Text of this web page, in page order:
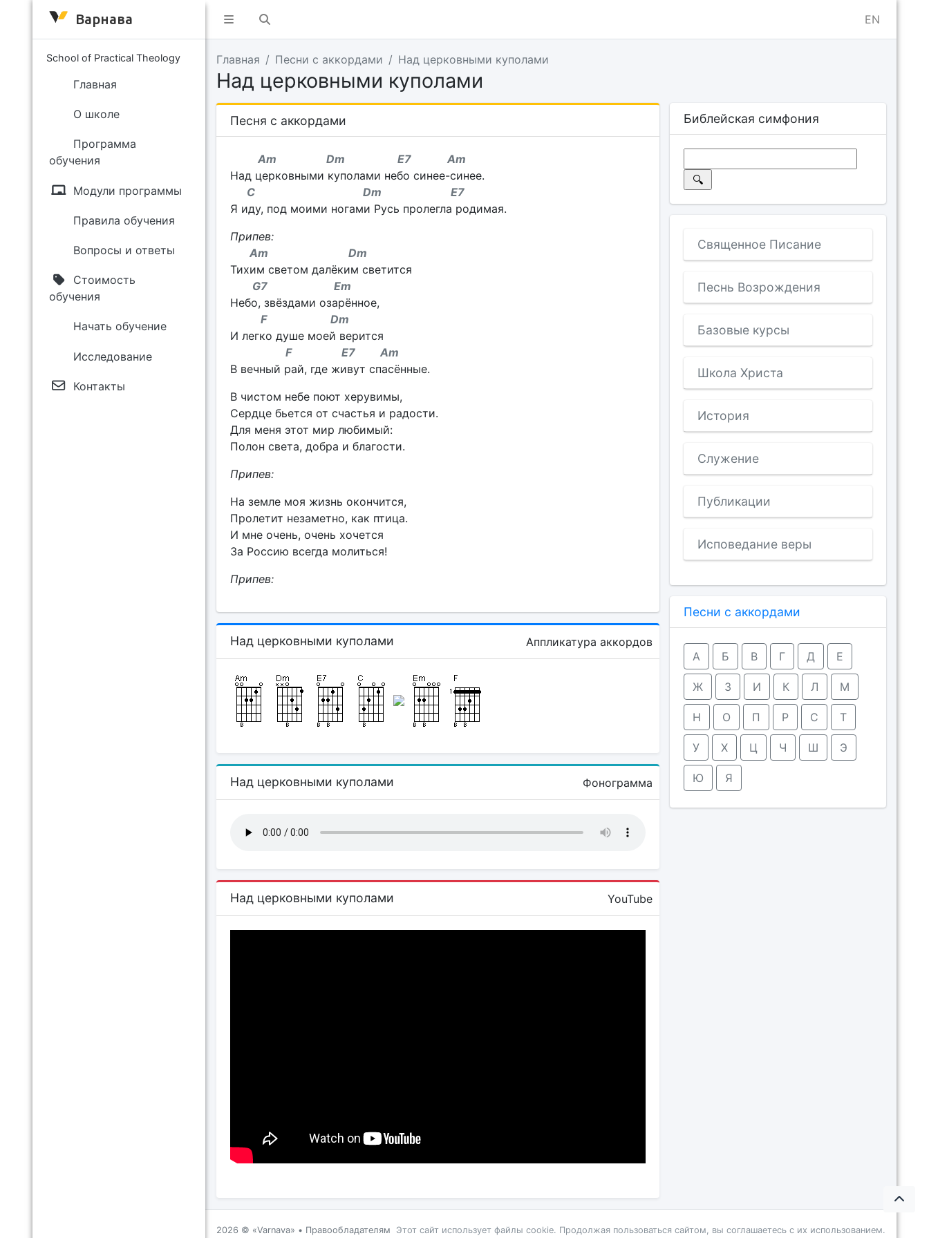
EN
Варнава
School of Practical Theology
Главная
О школе
Программа
обучения
Модули программы
Правила обучения
Вопросы и ответы
Стоимость
обучения
Начать обучение
Исследование
Контакты
Главная Песни с аккордами Над церковными куполами
Над церковными куполами
Песня с аккордами
Am Dm E7 Am
Над церковными куполами небо синее-синее.
C Dm E7
Я иду, под моими ногами Русь пролегла родимая.
Припев:
Am Dm
Тихим светом далёким светится
G7 Em
Небо, звёздами озарённое,
F Dm
И легко душе моей верится
F E7 Am
В вечный рай, где живут спасённые.
В чистом небе поют херувимы,
Сердце бьется от счастья и радости.
Для меня этот мир любимый:
Полон света, добра и благости.
Припев:
На земле моя жизнь окончится,
Пролетит незаметно, как птица.
И мне очень, очень хочется
За Россию всегда молиться!
Припев:
Над церковными куполами Аппликатура аккордов
Над церковными куполами Фонограмма
Над церковными куполами YouTube
Библейская симфония
Священное Писание
Песнь Возрождения
Базовые курсы
Школа Христа
История
Служение
Публикации
Исповедание веры
Песни с аккордами
А Б В Г Д Е
Ж З И К Л М
Н О П Р С Т
У Х Ц Ч Ш Э
Ю Я
Этот сайт использует файлы cookie. Продолжая пользоваться сайтом, вы соглашаетесь с их использованием.
2026 © Varnava • Правообладателям